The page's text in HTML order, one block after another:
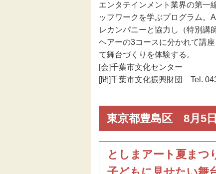
エンタテインメント業界の第一
ッフワークを学ぶプログラム。
レカンパニーと協力し（特別講
ヘアーの3コースに分かれて講
て舞台づくりを体験する。
[会]千葉市文化センター
[問]千葉市文化振興財団 Tel.
東京都豊島区 8月5
としまアート夏まつ